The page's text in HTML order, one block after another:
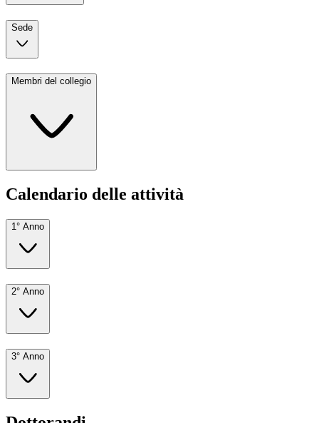
Sede
Membri del collegio
Calendario delle attività
1° Anno
2° Anno
3° Anno